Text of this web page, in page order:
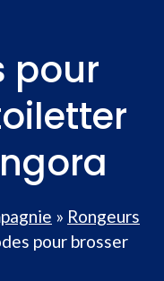
pour
» Rongeurs
pour brosser